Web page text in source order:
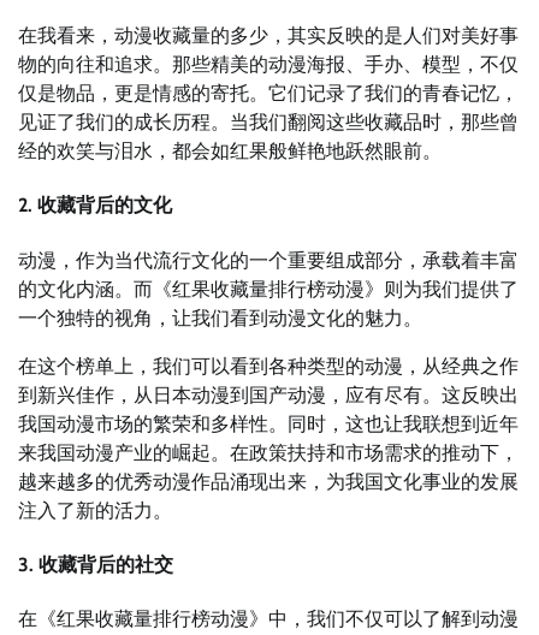
在我看来，动漫收藏量的多少，其实反映的是人们对美好事
物的向往和追求。那些精美的动漫海报、手办、模型，不仅
仅是物品，更是情感的寄托。它们记录了我们的青春记忆，
见证了我们的成长历程。当我们翻阅这些收藏品时，那些曾
经的欢笑与泪水，都会如红果般鲜艳地跃然眼前。
2. 收藏背后的文化
动漫，作为当代流行文化的一个重要组成部分，承载着丰富
的文化内涵。而《红果收藏量排行榜动漫》则为我们提供了
一个独特的视角，让我们看到动漫文化的魅力。
在这个榜单上，我们可以看到各种类型的动漫，从经典之作
到新兴佳作，从日本动漫到国产动漫，应有尽有。这反映出
我国动漫市场的繁荣和多样性。同时，这也让我联想到近年
来我国动漫产业的崛起。在政策扶持和市场需求的推动下，
越来越多的优秀动漫作品涌现出来，为我国文化事业的发展
注入了新的活力。
3. 收藏背后的社交
在《红果收藏量排行榜动漫》中，我们不仅可以了解到动漫